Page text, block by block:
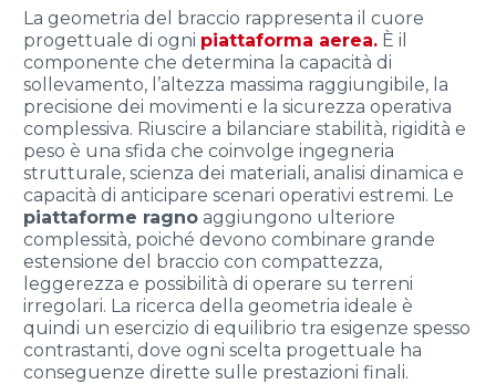
La geometria del braccio rappresenta il cuore
progettuale di ogni piattaforma aerea. È il
componente che determina la capacità di
sollevamento, l’altezza massima raggiungibile, la
precisione dei movimenti e la sicurezza operativa
complessiva. Riuscire a bilanciare stabilità, rigidità e
peso è una sfida che coinvolge ingegneria
strutturale, scienza dei materiali, analisi dinamica e
capacità di anticipare scenari operativi estremi. Le
piattaforme ragno aggiungono ulteriore
complessità, poiché devono combinare grande
estensione del braccio con compattezza,
leggerezza e possibilità di operare su terreni
irregolari. La ricerca della geometria ideale è
quindi un esercizio di equilibrio tra esigenze spesso
contrastanti, dove ogni scelta progettuale ha
conseguenze dirette sulle prestazioni finali.